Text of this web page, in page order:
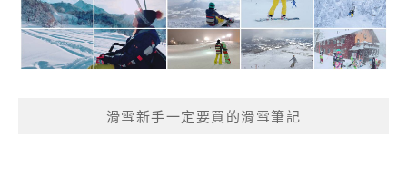
滑雪新手一定要買的滑雪筆記